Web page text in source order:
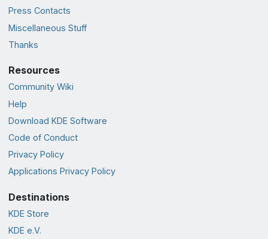
Press Contacts
Miscellaneous Stuff
Thanks
Resources
Community Wiki
Help
Download KDE Software
Code of Conduct
Privacy Policy
Applications Privacy Policy
Destinations
KDE Store
KDE e.V.